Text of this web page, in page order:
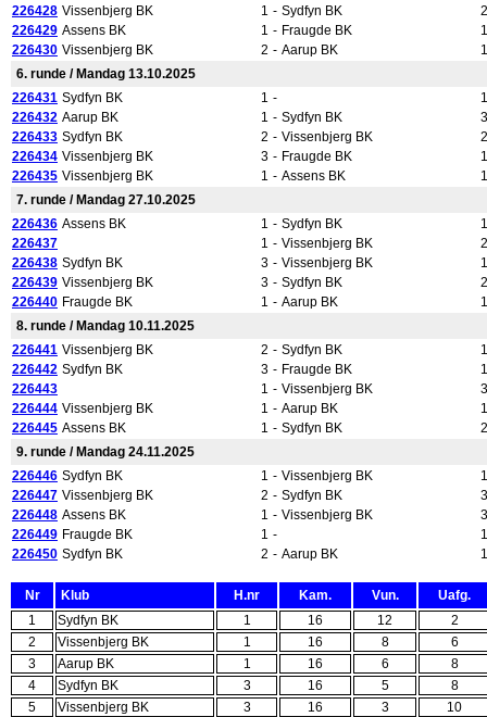
226428 Vissenbjerg BK 1 - Sydfyn BK
2
226429 Assens BK 1 - Fraugde BK
1
226430 Vissenbjerg BK 2 - Aarup BK
1
6. runde / Mandag 13.10.2025
226431 Sydfyn BK 1 -
1
226432 Aarup BK 1 - Sydfyn BK
3
226433 Sydfyn BK 2 - Vissenbjerg BK
2
226434 Vissenbjerg BK 3 - Fraugde BK
1
226435 Vissenbjerg BK 1 - Assens BK
1
7. runde / Mandag 27.10.2025
226436 Assens BK 1 - Sydfyn BK
1
226437
1 - Vissenbjerg BK
2
226438 Sydfyn BK 3 - Vissenbjerg BK
1
226439 Vissenbjerg BK 3 - Sydfyn BK
2
226440 Fraugde BK 1 - Aarup BK
1
8. runde / Mandag 10.11.2025
226441 Vissenbjerg BK 2 - Sydfyn BK
1
226442 Sydfyn BK 3 - Fraugde BK
1
226443
1 - Vissenbjerg BK
3
226444 Vissenbjerg BK 1 - Aarup BK
1
226445 Assens BK 1 - Sydfyn BK
2
9. runde / Mandag 24.11.2025
226446 Sydfyn BK 1 - Vissenbjerg BK
1
226447 Vissenbjerg BK 2 - Sydfyn BK
3
226448 Assens BK 1 - Vissenbjerg BK
3
226449 Fraugde BK 1 -
1
226450 Sydfyn BK 2 - Aarup BK 1
Nr Klub H.nr Kam. Vun.
Uafg.
1
Sydfyn BK 1 16 12
2
2
Vissenbjerg BK 1 16 8
6
3
Aarup BK 1 16 6
8
4
Sydfyn BK 3 16 5
8
5
Vissenbjerg BK 3 16 3
10